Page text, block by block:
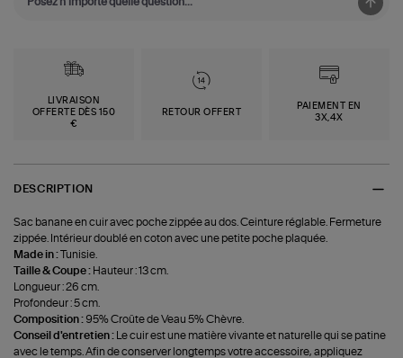
LIVRAISON
OFFERTE DÈS 150
€
RETOUR OFFERT
PAIEMENT EN
3X,4X
DESCRIPTION
Sac banane en cuir avec poche zippée au dos. Ceinture réglable. Fermeture
zippée. Intérieur doublé en coton avec une petite poche plaquée.
Made in :Tunisie.
Taille & Coupe : Hauteur : 13 cm.
Longueur : 26 cm.
Profondeur : 5 cm.
Composition : 95% Croûte de Veau 5% Chèvre.
Conseil d'entretien :
Le cuir est une matière vivante et naturelle qui se patine
avec le temps. Afin de conserver longtemps votre accessoire, appliquez